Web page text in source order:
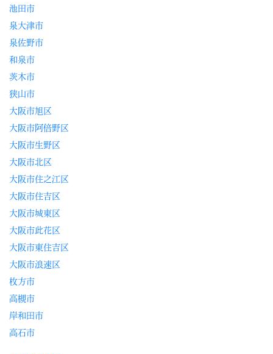
池田市
泉大津市
泉佐野市
和泉市
茨木市
狭山市
大阪市旭区
大阪市阿倍野区
大阪市生野区
大阪市北区
大阪市住之江区
大阪市住吉区
大阪市城東区
大阪市此花区
大阪市東住吉区
大阪市浪速区
枚方市
高槻市
岸和田市
高石市